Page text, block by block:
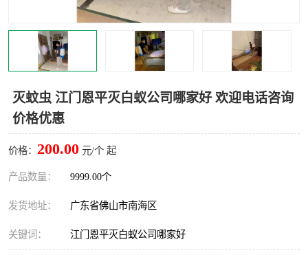
灭蚊虫 江门恩平灭白蚁公司哪家好 欢迎电话咨询
价格优惠
价格： 200.00 元/个 起
产品数量： 9999.00个
发货地址： 广东省佛山市南海区
关键词： 江门恩平灭白蚁公司哪家好
果蝇防治
害虫防治